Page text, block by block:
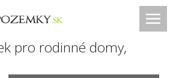
pro rodinné domy,